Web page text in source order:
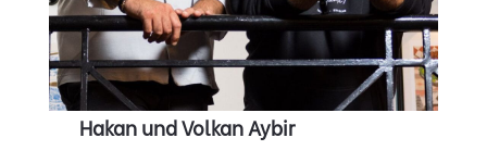
Hakan und Volkan Aybir